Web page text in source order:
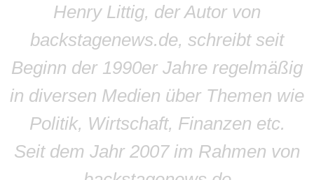
Henry Littig, der Autor von
backstagenews.de, schreibt seit
Beginn der 1990er Jahre regelmäßig
in diversen Medien über Themen wie
Politik, Wirtschaft, Finanzen etc.
Seit dem Jahr 2007 im Rahmen von